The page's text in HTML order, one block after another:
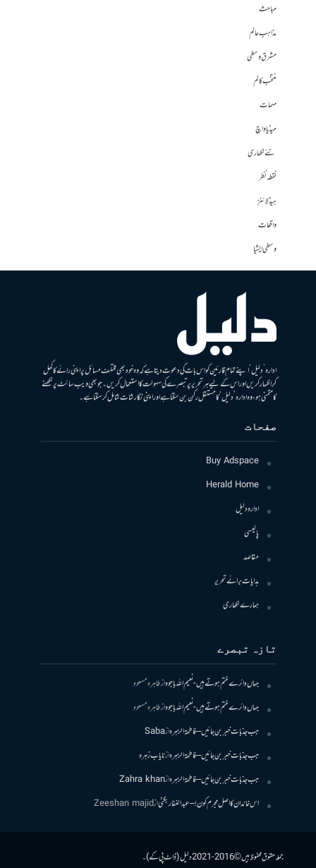
مباحث
مذاہب عالم
مشرق وسطی
منتخب کالم
مہمات
میڈیا واچ
نئے لکھاری
نقطہ نظر
ہیڈلائنز
واقعات
وسطی ایشیا
ادارہ ’دلیل‘ اپنے تمام قارئین کو اس بات کی دعوت دیتا ہے کہ وہ خود بھی مختلف مسائل پر اپنی رائے کا کھل
کر اظہار کریں اور اس کے لیے ہر تحریر پر تبصرے کی سہولت کا استعمال کریں۔ جو بھی ویب سائٹ پر لکھنے
کا متمنی ہو، وہ ادارہ ’دلیل‘ کا مستقل رکن بن سکتا ہے اور اپنی نگارشات شامل کرسکتا ہے۔
صفحات
Buy Adspace
Herald Home
ادارہ دلیل
پالیسی
مقاصد
ہدایات برائے تحریر
ہمارے لکھاری
تازہ تبصرے
جہاں دائرے ختم ہوتے ہیں- نعیم اللہ باجوہازطاہرہ مسعود
جہاں دائرے ختم ہوتے ہیں- نعیم اللہ باجوہازطاہرہ مسعود
جب جذبات خبر بن جائیں – فاطمۃالزہرہازSaba
جب جذبات خبر بن جائیں – فاطمۃالزہرہازنایاب زہرہ
جب جذبات خبر بن جائیں – فاطمۃالزہرہازZahra khan
اس خاندان کا اصل مجرم کون! – عبدالغفار بگٹیازZeeshan majid
جملہ حقوق محفوظ ہیں © 2016-2021 دلیل (ڈاٹ پی کے)۔